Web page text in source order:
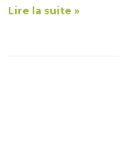
Lire la suite »